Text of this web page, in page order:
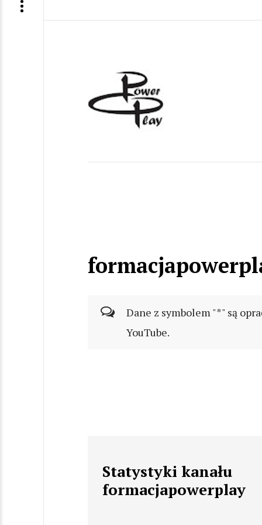
Dane z symbolem "*" są
YouTube.
Statystyki kanału
formacjapowerplay